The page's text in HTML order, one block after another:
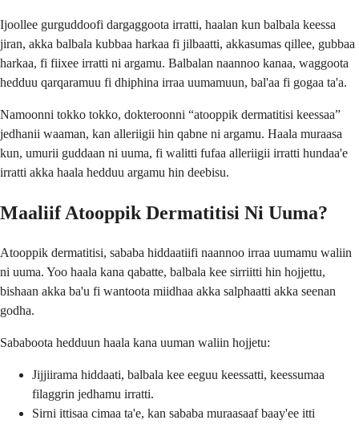
Ijoollee gurguddoofi dargaggoota irratti, haalan kun balbala keessa
jiran, akka balbala kubbaa harkaa fi jilbaatti, akkasumas qillee, gubbaa
harkaa, fi fiixee irratti ni argamu. Balbalan naannoo kanaa, waggoota
hedduu qarqaramuu fi dhiphina irraa uumamuun, bal'aa fi gogaa ta'a.
Namoonni tokko tokko, dokteroonni “atooppik dermatitisi keessaa”
jedhanii waaman, kan alleriigii hin qabne ni argamu. Haala muraasa
kun, umurii guddaan ni uuma, fi walitti fufaa alleriigii irratti hundaa'e
irratti akka haala hedduu argamu hin deebisu.
Maaliif Atooppik Dermatitisi Ni Uuma?
Atooppik dermatitisi, sababa hiddaatiifi naannoo irraa uumamu waliin
ni uuma. Yoo haala kana qabatte, balbala kee sirriitti hin hojjettu,
bishaan akka ba'u fi wantoota miidhaa akka salphaatti akka seenan
godha.
Sababoota hedduun haala kana uuman waliin hojjetu:
Jijjiirama hiddaati, balbala kee eeguu keessatti, keessumaa
filaggrin jedhamu irratti.
Sirni ittisaa cimaa ta'e, kan sababa muraasaaf baay'ee itti